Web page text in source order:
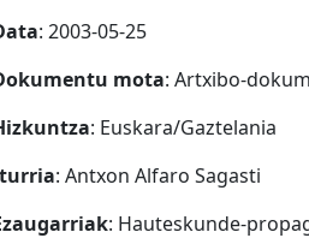
: 2003-05-25
mota: Artxibo-
: Euskara/Gaztelania
: Antxon Alfaro Sagasti
: Hauteskunde-